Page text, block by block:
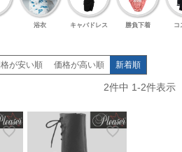
浴衣 キャバドレス 勝負下着 コ
が安い順 価格が高い順 新着順
2件中 1-2件表示